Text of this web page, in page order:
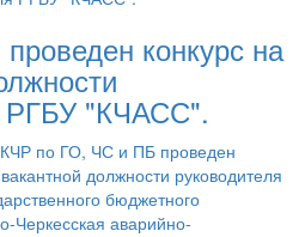
конкурс на
РГБУ "КЧАСС".
по ГО, ЧС и ПБ проведен
должности руководителя
бюджетного
Черкесская аварийно-